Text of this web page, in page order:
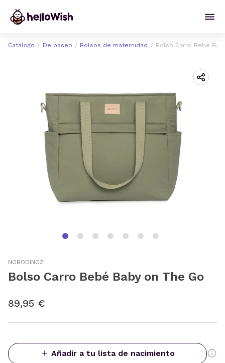
Catálogo De paseo Bolsos de maternidad Bolso Carro Bebé
NOBODINOZ
Bolso Carro Bebé Baby on The Go
89,95 €
Añadir a tu lista de nacimiento